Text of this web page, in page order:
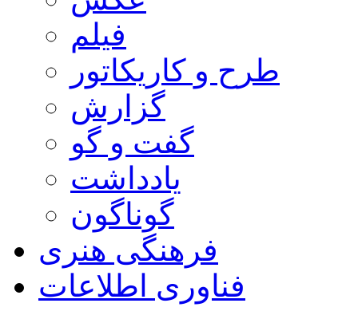
فیلم
طرح و کاریکاتور
گزارش
گفت و گو
یادداشت
گوناگون
فرهنگی هنری
فناوری اطلاعات